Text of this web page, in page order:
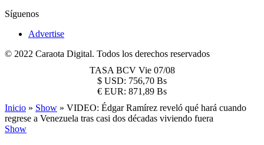
Síguenos
Advertise
© 2022 Caraota Digital. Todos los derechos reservados
TASA BCV Vie 07/08
$ USD: 756,70 Bs
€ EUR: 871,89 Bs
Inicio » Show » VIDEO: Édgar Ramírez reveló qué hará cuando
regrese a Venezuela tras casi dos décadas viviendo fuera
Show